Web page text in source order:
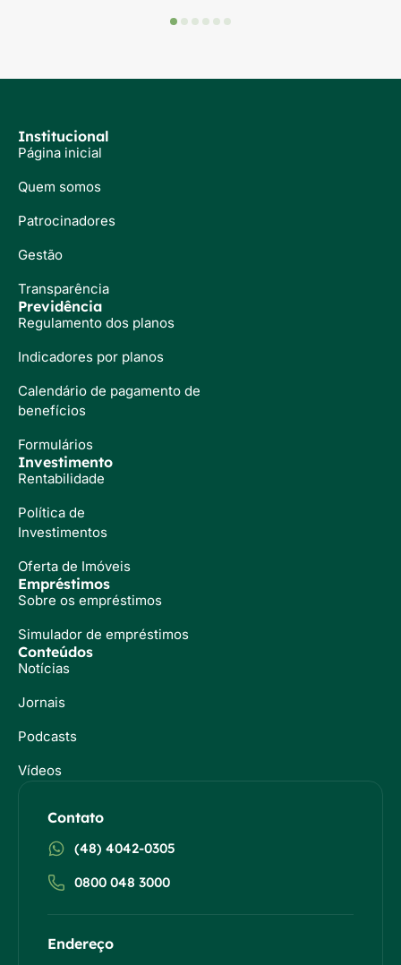
Institucional
Página inicial
Quem somos
Patrocinadores
Gestão
Transparência
Previdência
Regulamento dos planos
Indicadores por planos
Calendário de pagamento de
benefícios
Formulários
Investimento
Rentabilidade
Política de
Investimentos
Oferta de Imóveis
Empréstimos
Sobre os empréstimos
Simulador de empréstimos
Conteúdos
Notícias
Jornais
Podcasts
Vídeos
Contato
(48) 4042-0305
0800 048 3000
Endereço